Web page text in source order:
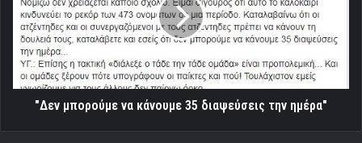
35
διαψεύσεις
την
ημέρα"
"Δεν μπορούμε να κάνουμε 35 διαψεύσεις την ημέρα"